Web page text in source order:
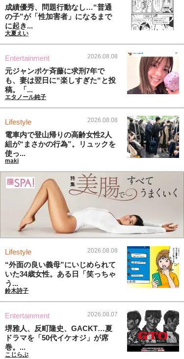
成績優秀、問題行動なし…“普通
の子”が「性加害者」になるまで
に起き...
大夏えい
Entertainment 2026.08.08
元ジャンポケ斉藤に求刑7年で
も、妻は翌日に“楽しすぎた“と投
稿。「...
エタノール純子
Lifestyle 2026.08.08
電車内で登山帰りの高齢女性2人
組が“まさかの行為”。リュックを
使っ...
maki
Lifestyle 2026.08.08
“外面の良い義母”にいじめられて
いた34歳女性。ある日「笑っちゃ
う...
鈴木詩子
Entertainment 2026.08.07
堺雅人、反町隆史、GACKT…夏
ドラマを「50代イケオジ」が席
巻。...
こじらぶ